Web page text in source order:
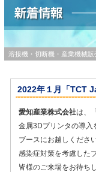
溶接機・切断機・産業機械
2022年１月「TCT
愛知産業株式会社は、
金属3Dプリンタの導入
ブースにお越しくださ
感染症対策を考慮した
皆様のご来場をお待ち